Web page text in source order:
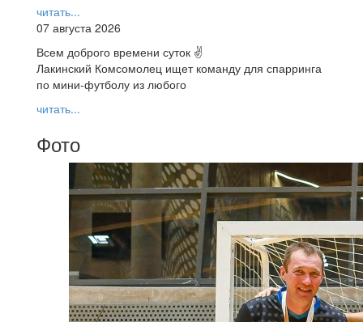
читать...
07 августа 2026
Всем доброго времени суток ✌
Лакинский Комсомолец ищет команду для спарринга
по мини-футболу из любого
читать...
Фото